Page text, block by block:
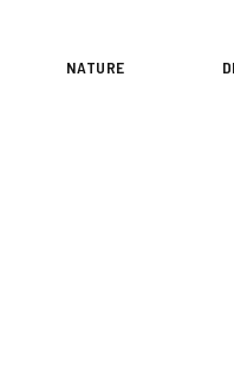
NATURE